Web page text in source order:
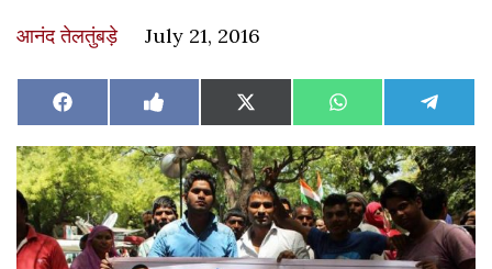
आनंद तेलतुंबड़े July 21, 2016
Share
on
Facebook Share
on
Like
on
Facebook
Share
on
X
(Twitter)
Share
on
WhatsAppShare
on